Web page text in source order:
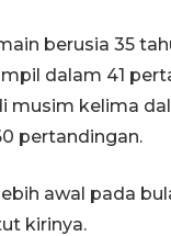
berusia 35
dalam 41
musim kelima
pertandingan.
awal pada
kirinya.